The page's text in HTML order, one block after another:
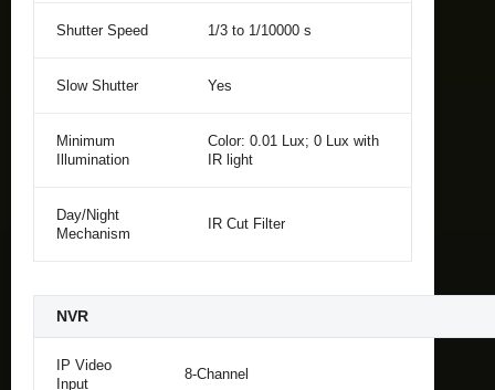
Shutter Speed 1/3 to 1/10000 s
Slow Shutter Yes
Minimum
Illumination
Color: 0.01 Lux; 0 Lux with
IR light
Day/Night
Mechanism
IR Cut Filter
NVR
IP Video
Input
8-Channel